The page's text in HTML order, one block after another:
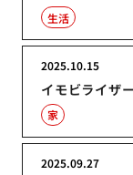
生活
イモビライザ
2025.10.15
家
2025.09.27